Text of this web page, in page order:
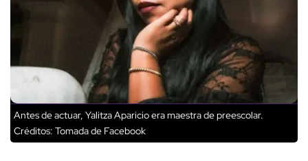
Antes de actuar, Yalitza Aparicio era maestra de preescolar.
Créditos: Tomada de Facebook